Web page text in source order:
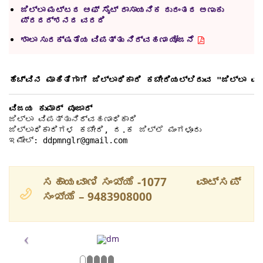
ಪುತ್ತೂರು ಟಾಸ್ಕ್ ಫೋರ್ಸ್ ಸಭೆಯ ನಡಾವಳಿಗಳು 04-03-2024
ಡಿಡಿಎಂಎ ಸಭೆಯ ನಡಾವಳಿಗಳು 02-03-2024
ಡಿಡಿಎಂಎ ಸಭೆಯ ನಡಾವಳಿಗಳು 19-02-2024
ಉಳ್ಳಾಲ ಟಾಸ್ಕ್ ಫೋರ್ಸ್ ಸಭೆಯ ನಡಾವಳಿಗಳು 11-02-2024
ಮಂಗಳೂರು ಟಾಸ್ಕ್ ಫೋರ್ಸ್ ಸಭೆಯ ನಡಾವಳಿಗಳು 09-02-2024
ಜಿಲ್ಲಾ ಮಟ್ಟದ ಆ‍ಫ್ ಸೈಟ್ ರಾಸಾಯನಿಕ ದುರಂತದ ಅಣುಕು
ಪ್ರದರ್ಶನದ ವರದಿ
ಶಾಲಾ ಸುರಕ್ಷತೆಯ ವಿಪತ್ತು ನಿರ್ವಹಣಾ ಯೋಜನೆ
ಹೆಚ್ವಿನ ಮಾಹಿತಿಗಾಗಿ ಜಿಲ್ಲಾಧಿಕಾರಿ ಕಚೇರಿಯಲ್ಲಿರುವ "ಜಿಲ್ಲಾ
ವಿಜಯ ಕುಮಾರ್ ಪೂಜಾರ್
ಜಿಲ್ಲಾ ವಿಪತ್ತುನಿರ್ವಹಣಾಧಿಕಾರಿ
ಜಿಲ್ಲಾಧಿಕಾರಿಗಳ ಕಚೇರಿ, ದ.ಕ ಜಿಲ್ಲೆ ಮಂಗಳೂರು
ಇಮೇಲ್: ddpmnglr@gmail.com
ಸಹಾಯವಾಣಿ ಸಂಖ್ಯೆ -1077 ವಾಟ್ಸಪ್
ಸಂಖ್ಯೆ – 9483908000